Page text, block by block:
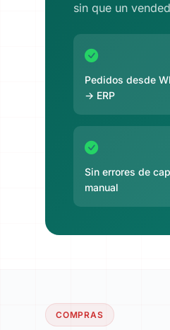
sin que un
Pedidos desde
→ ERP
Sin errores de
manual
COMPRAS